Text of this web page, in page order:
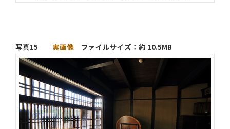
写真15 実画像 ファイルサイズ：約 10.5MB